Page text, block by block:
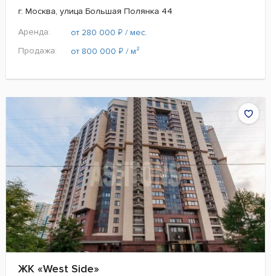
г. Москва, улица Большая Полянка 44
Аренда:
от 280 000 ₽ / мес.
Продажа:
от 800 000 ₽ / м²
ЖК «West Side»